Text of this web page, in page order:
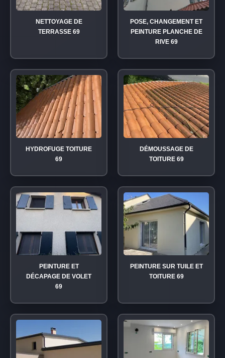
NETTOYAGE DE
TERRASSE 69
POSE, CHANGEMENT ET
PEINTURE PLANCHE DE
RIVE 69
HYDROFUGE TOITURE
69
DÉMOUSSAGE DE
TOITURE 69
PEINTURE ET
DÉCAPAGE DE VOLET
69
PEINTURE SUR TUILE ET
TOITURE 69